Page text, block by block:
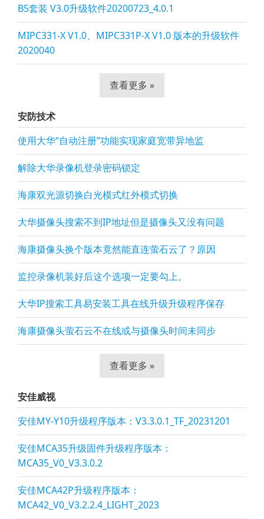
B5套装 V3.0升级软件20200723_4.0.1
MIPC331-X V1.0、MIPC331P-X V1.0 版本的升级软件
2020040
查看更多 »
安防技术
使用大华“自动注册”功能实现家庭宽带异地监
解除大华录像机登录密码锁定
海康双光源切换白光模式红外模式切换
大华摄像头搜索不到IP地址但是摄像头又没有问题
海康摄像头换个版本竟然能直连萤石云了？原因
监控录像机装好后这个选项一定要勾上。
大华IP搜索工具易安装工具在线升级升级程序保存
海康摄像头萤石云不在线或与摄像头时间未同步
查看更多 »
安佳威视
安佳MY-Y10升级程序版本：V3.3.0.1_TF_20231201
安佳MCA35升级固件升级程序版本：
MCA35_V0_V3.3.0.2
安佳MCA42P升级程序版本：
MCA42_V0_V3.2.2.4_LIGHT_2023